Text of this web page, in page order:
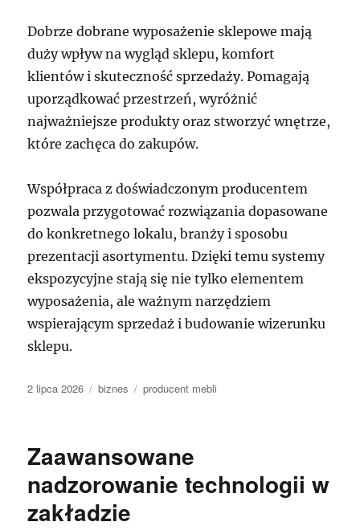
Dobrze dobrane wyposażenie sklepowe mają
duży wpływ na wygląd sklepu, komfort
klientów i skuteczność sprzedaży. Pomagają
uporządkować przestrzeń, wyróżnić
najważniejsze produkty oraz stworzyć wnętrze,
które zachęca do zakupów.
Współpraca z doświadczonym producentem
pozwala przygotować rozwiązania dopasowane
do konkretnego lokalu, branży i sposobu
prezentacji asortymentu. Dzięki temu systemy
ekspozycyjne stają się nie tylko elementem
wyposażenia, ale ważnym narzędziem
wspierającym sprzedaż i budowanie wizerunku
sklepu.
Data
2 lipca 2026 Kategorie
biznes Tagi
producent mebli
Zaawansowane
nadzorowanie technologii w
zakładzie